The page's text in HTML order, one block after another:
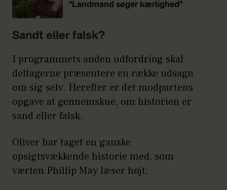
"Landmand søger kærlighed"
Sandt eller falsk?
I programmets anden udfordring skal
deltagerne præsentere en række udsagn
om sig selv. Herefter er det modpartens
opgave at gennemskue, om historien er
sand eller falsk.
Oliver har taget en ganske
opsigtsvækkende historie med, som
værten Phillip May læser højt: